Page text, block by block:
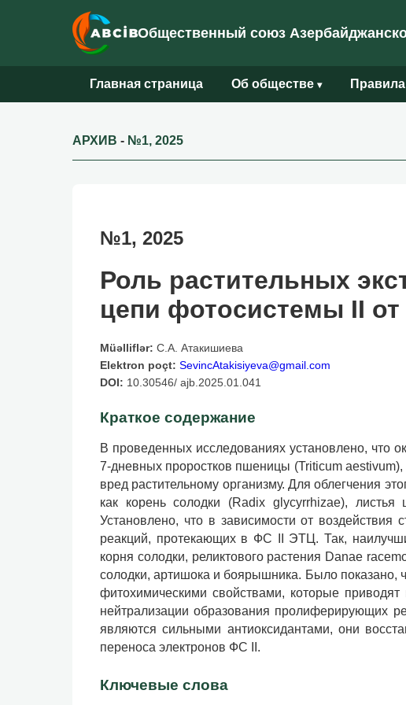
Общественный союз
Главная страница Об обществе ▾
АРХИВ - №1, 2025
№1, 2025
Роль растительных
цепи фотосистемы II
Müəlliflər: C.А. Атакишиева
Elektron poçt: SevincAtakisiyeva@gmail.com
DOI: 10.30546/ ajb.2025.01.041
Краткое содержание
В проведенных исследованиях установлено, что
7-дневных проростков пшеницы (Triticum
вред растительному организму. Для облегчения
как корень солодки (Radix glycyrrhizae),
Установлено, что в зависимости от воздействия
реакций, протекающих в ФС II ЭТЦ. Так,
корня солодки, реликтового растения Danae
солодки, артишока и боярышника. Было показано,
фитохимическими свойствами, которые
нейтрализации образования пролиферирующих
являются сильными антиоксидантами, они
переноса электронов ФС II.
Ключевые слова